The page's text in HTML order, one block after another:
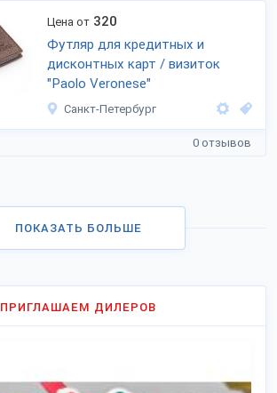
Цена от 320
Футляр для кредитных и
дисконтных карт / визиток
"Paolo Veronese"
Санкт-Петербург
0 отзывов
ПОКАЗАТЬ БОЛЬШЕ
ПРИГЛАШАЕМ ДИЛЕРОВ